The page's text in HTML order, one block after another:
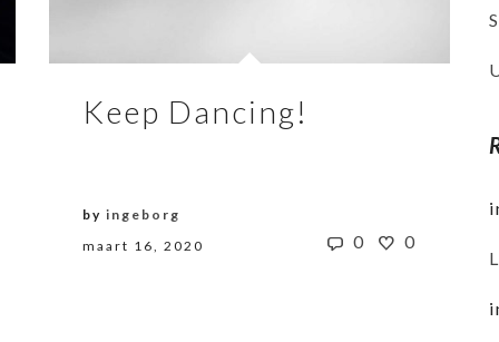
Keep Dancing!
maart 16, 2020
by ingeborg
0 0